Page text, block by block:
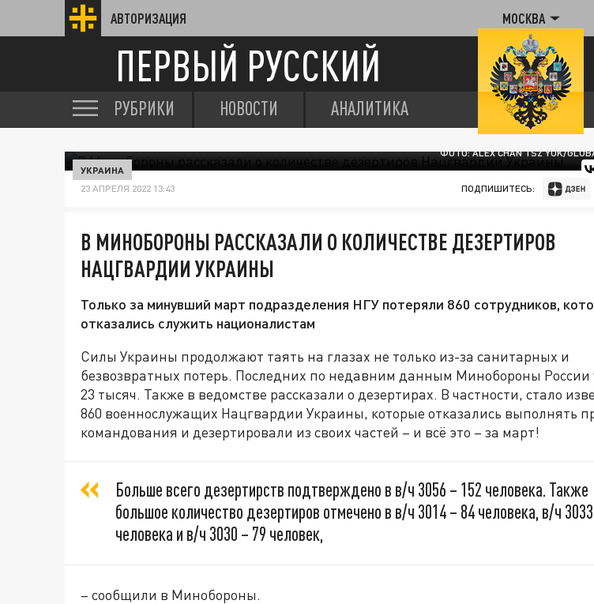
АВТОРИЗАЦИЯ МОСКВА
ПЕРВЫЙ РУССКИЙ
РУБРИКИ НОВОСТИ АНАЛИТИКА
ФОТО: ALEX CHAN TSZ YUK/
УКРАИНА
23 АПРЕЛЯ 2022 13:43 ПОДПИШИТЕСЬ:
В МИНОБОРОНЫ РАССКАЗАЛИ О КОЛИЧЕСТВЕ ДЕЗЕРТИРОВ
НАЦГВАРДИИ УКРАИНЫ
Только за минувший март подразделения НГУ потеряли 860 сотрудников,
отказались служить националистам
Силы Украины продолжают таять на глазах не только из-за санитарных и
безвозвратных потерь. Последних по недавним данным Минобороны России
23 тысяч. Также в ведомстве рассказали о дезертирах. В частности, стало
860 военнослужащих Нацгвардии Украины, которые отказались выполнять
командования и дезертировали из своих частей – и всё это – за март!
Больше всего дезертирств подтверждено в в/ч 3056 – 152 человека. Также
большое количество дезертиров отмечено в в/ч 3014 – 84 человека, в/ч
человека и в/ч 3030 – 79 человек,
– сообщили в Минобороны.